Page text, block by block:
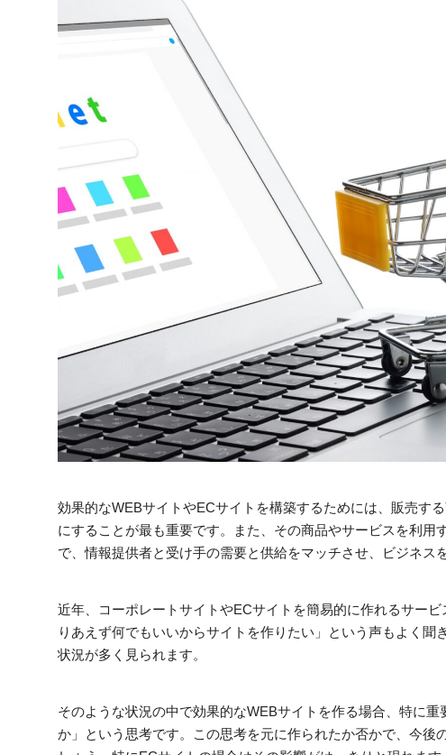
効果的なWEBサイトやECサイトを構築するためには、販売す
にすることが最も重要です。また、その商品やサービスを利
で、情報提供者と受け手の需要と供給をマッチさせ、ビジネス
近年、コーポレートサイトやECサイトを簡易的に作れるサー
りあえず何でもいいからサイトを作りたい」という声もよく
状況が多く見られます。
そのような状況の中で効果的なWEBサイトを作る場合、特に
か」という思考です。この思考を元に作られたか否かで、今